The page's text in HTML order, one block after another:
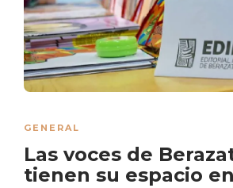
GENERAL
Las voces de
tienen su espacio